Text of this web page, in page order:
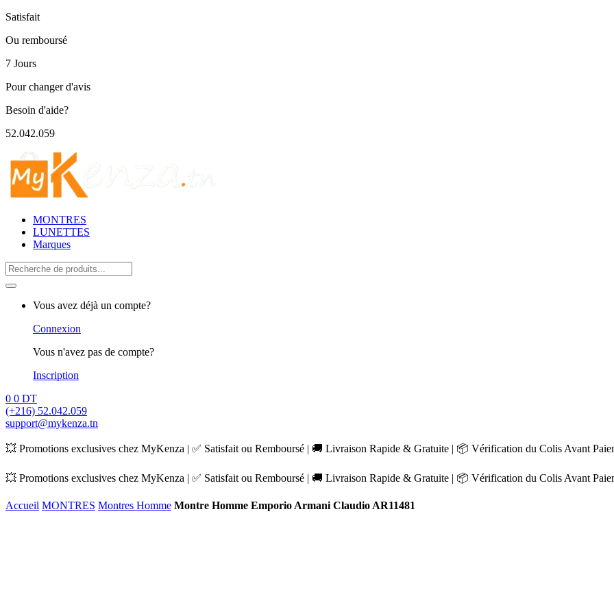
Satisfait
Ou remboursé
7 Jours
Pour changer d'avis
Besoin d'aide?
52.042.059
MONTRES
LUNETTES
Marques
Search
for:
Vous avez déjà un compte?
Connexion
Vous n'avez pas de compte?
Inscription
0 0 DT
(+216) 52.042.059
support@mykenza.tn
💥 Promotions exclusives chez MyKenza | ✅ Satisfait ou Remboursé | 🚚 Livraison Rapide & Gratuite | 📦 Vérification du Colis Avant
💥 Promotions exclusives chez MyKenza | ✅ Satisfait ou Remboursé | 🚚 Livraison Rapide & Gratuite | 📦 Vérification du Colis Avant
Accueil MONTRES Montres Homme Montre Homme Emporio Armani Claudio AR11481